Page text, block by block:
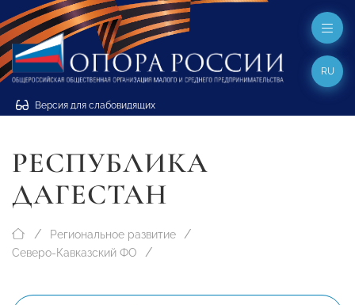
Версия для слабовидящих
RU
РЕСПУБЛИКА
ДАГЕСТАН
Региональное развитие
Северо-Кавказский ФО